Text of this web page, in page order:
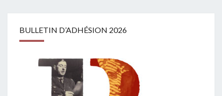
BULLETIN D’ADHÉSION 2026